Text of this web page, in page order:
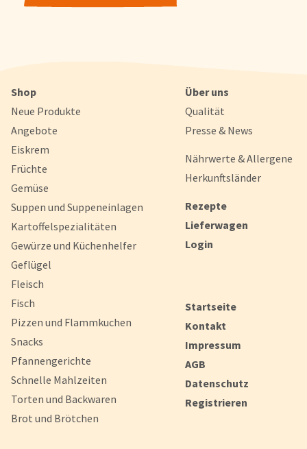
Shop
Neue Produkte
Angebote
Eiskrem
Früchte
Gemüse
Suppen und Suppeneinlagen
Kartoffelspezialitäten
Gewürze und Küchenhelfer
Geflügel
Fleisch
Fisch
Pizzen und Flammkuchen
Snacks
Pfannengerichte
Schnelle Mahlzeiten
Torten und Backwaren
Brot und Brötchen
Über uns
Qualität
Presse & News
Nährwerte & Allergene
Herkunftsländer
Rezepte
Lieferwagen
Login
Startseite
Kontakt
Impressum
AGB
Datenschutz
Registrieren